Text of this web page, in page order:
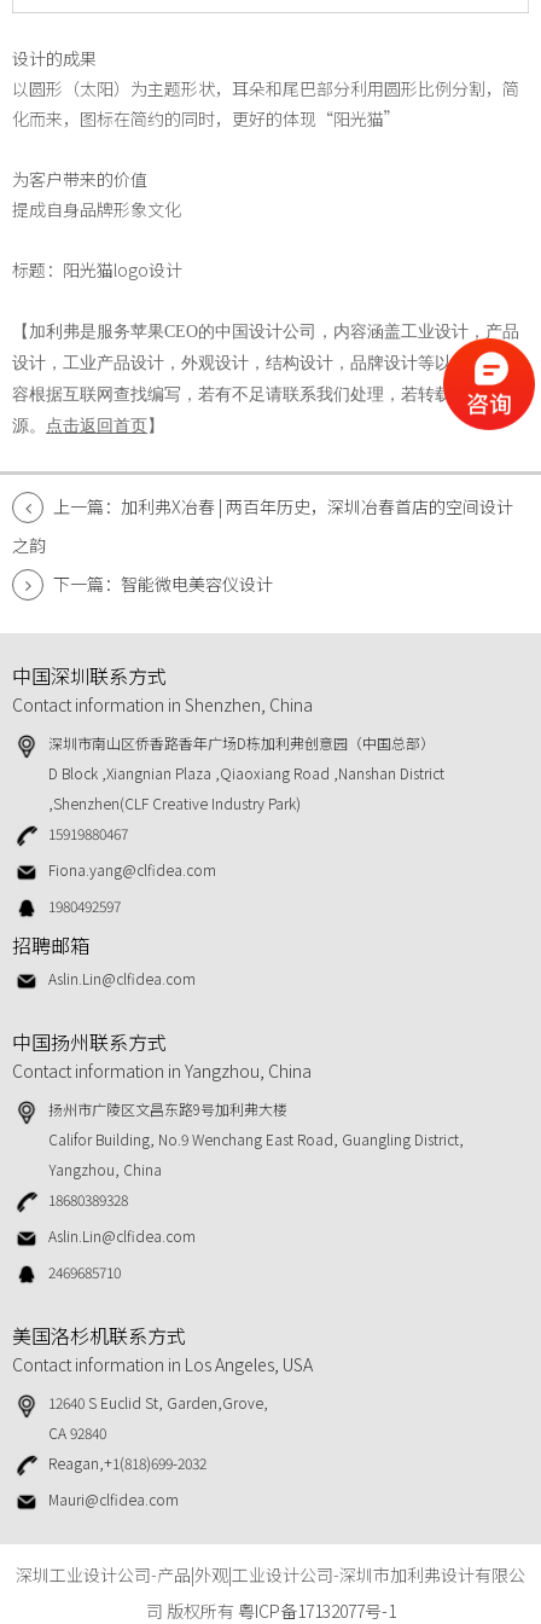
设计的成果
以圆形（太阳）为主题形状，耳朵和尾巴部分利用圆形比例分割，简
化而来，图标在简约的同时，更好的体现“阳光猫”
为客户带来的价值
提成自身品牌形象文化
标题：阳光猫logo设计
【加利弗是服务苹果CEO的中国设计公司，内容涵盖工业设计，产品
设计，工业产品设计，外观设计，结构设计，品牌设计等以上部分内
容根据互联网查找编写，若有不足请联系我们处理，若转载请写明来
源。
点击返回首页 】
上一篇：加利弗X冶春 | 两百年历史，深圳冶春首店的空间设计
之韵
下一篇：智能微电美容仪设计
中国深圳联系方式
Contact information in Shenzhen, China
深圳市南山区侨香路香年广场D栋加利弗创意园（中国总部）
D Block ,Xiangnian Plaza ,Qiaoxiang Road ,Nanshan District
,Shenzhen(CLF Creative Industry Park)
15919880467
Fiona.yang@clfidea.com
1980492597
招聘邮箱
Aslin.Lin@clfidea.com
中国扬州联系方式
Contact information in Yangzhou, China
扬州市广陵区文昌东路9号加利弗大楼
Califor Building, No.9 Wenchang East Road, Guangling District,
Yangzhou, China
18680389328
Aslin.Lin@clfidea.com
2469685710
美国洛杉机联系方式
Contact information in Los Angeles, USA
12640 S Euclid St, Garden,Grove,
CA 92840
Reagan,+1(818)699-2032
Mauri@clfidea.com
深圳工业设计公司-产品|外观|工业设计公司-深圳市加利弗设计有限公
司 版权所有 粤ICP备17132077号-1